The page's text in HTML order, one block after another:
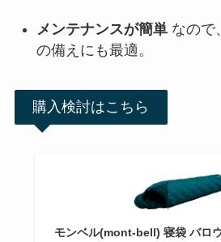
メンテナンスが簡単なので
の備えにも最適。
購入検討はこちら
モンベル(mont-bell) 寝袋 バロ